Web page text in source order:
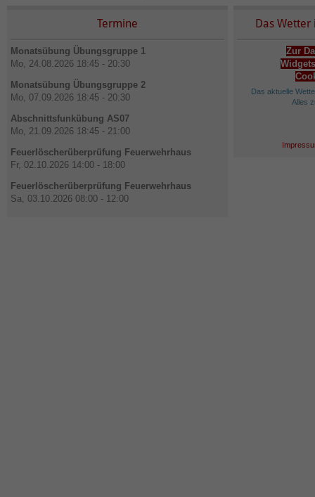
Termine
Monatsübung Übungsgruppe 1
Mo, 24.08.2026 18:45 - 20:30
Monatsübung Übungsgruppe 2
Mo, 07.09.2026 18:45 - 20:30
Abschnittsfunkübung AS07
Mo, 21.09.2026 18:45 - 21:00
Feuerlöscherüberprüfung Feuerwehrhaus
Fr, 02.10.2026 14:00 - 18:00
Feuerlöscherüberprüfung Feuerwehrhaus
Sa, 03.10.2026 08:00 - 12:00
Das Wetter
Zur
Das aktuelle
Alles